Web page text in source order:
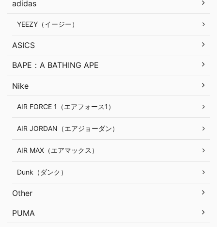
adidas
YEEZY（イージー）
ASICS
BAPE：A BATHING APE
Nike
AIR FORCE 1（エアフォース1）
AIR JORDAN（エアジョーダン）
AIR MAX（エアマックス）
Dunk（ダンク）
Other
PUMA